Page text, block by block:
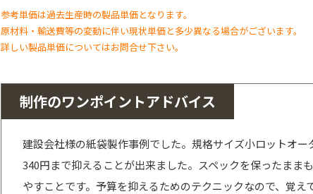
参考単価は過去生産時の製品単価となります。
原材料・輸送費等の変動に伴い現状単価と多少異なる場合がございます。
詳しい製品単価についてはお問合せ下さい。
制作のワンポイントアドバイス
建設会社様の紙袋製作事例でした。規格サイズ小ロットオ
340円まで抑えることが出来ました。スペックを保ったまま
やすことです。予算を抑えるためのテクニックなので、覚